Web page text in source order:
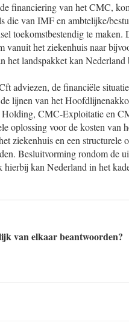
financiering van het CMC,
die van IMF en ambtelijke/
toekomstbestendig te
vanuit het ziekenhuis naar
het landspakket kan
adviezen, de financiële
lijnen van het
CMC-Exploitatie en
oplossing voor de kosten van
ziekenhuis en een structurele
Besluitvorming rondom de
kan Nederland in het
van elkaar beantwoorden?